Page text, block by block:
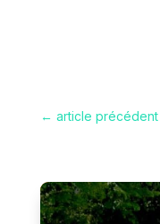
← article précédent